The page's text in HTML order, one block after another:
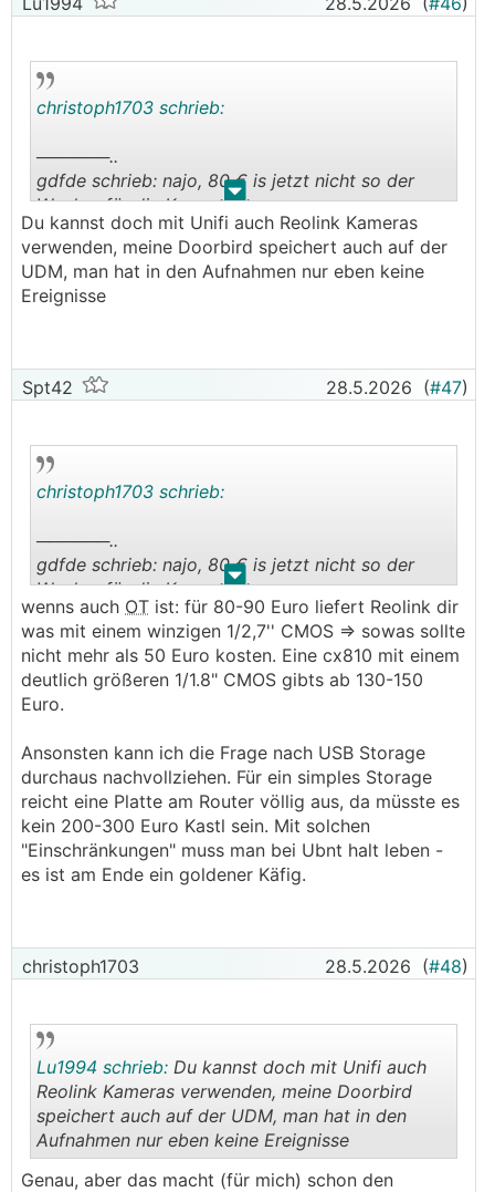
. .
christoph1703 schrieb:
──────..
gdfde schrieb: najo, 80 € is jetzt nicht so der
Wucher für die Kamera.
───────────────
Das ist netto für die billigste mit 2k Auflösung.
Die zeitgemäßen mit 4k beginnen bei knapp
und Tilt. Die fangen bei UI ab 320€ an. Also ja,
die sind schon teuer. Ich sag aber nicht, dass sie
und bin happy damit🙂
Du kannst doch mit Unifi auch Reolink Kameras
verwenden, meine Doorbird speichert auch auf der
UDM, man hat in den Aufnahmen nur eben keine
Ereignisse
Spt42 28.5.2026 (#47)
. .
christoph1703 schrieb:
──────..
gdfde schrieb: najo, 80 € is jetzt nicht so der
Wucher für die Kamera.
───────────────
Das ist netto für die billigste mit 2k Auflösung.
Die zeitgemäßen mit 4k beginnen bei knapp
unter 200€ (brutto), da bekommt man zb von
und Tilt. Die fangen bei UI ab 320€ an. Also ja,
die sind schon teuer. Ich sag aber nicht, dass sie
es nicht wert sind. Hab sie ja selber auch gekauft
und bin happy damit🙂
wenns auch OT ist: für 80-90 Euro liefert Reolink dir
was mit einem winzigen 1/2,7'' CMOS => sowas sollte
nicht mehr als 50 Euro kosten. Eine cx810 mit einem
deutlich größeren 1/1.8" CMOS gibts ab 130-150
Euro.
Ansonsten kann ich die Frage nach USB Storage
durchaus nachvollziehen. Für ein simples Storage
reicht eine Platte am Router völlig aus, da müsste es
kein 200-300 Euro Kastl sein. Mit solchen
"Einschränkungen" muss man bei Ubnt halt leben -
es ist am Ende ein goldener Käfig.
christoph1703 28.5.2026 (#48)
..
Lu1994 schrieb: Du kannst doch mit Unifi auch
Reolink Kameras verwenden, meine Doorbird
speichert auch auf der UDM, man hat in den
Aufnahmen nur eben keine Ereignisse
Genau, aber das macht (für mich) schon den